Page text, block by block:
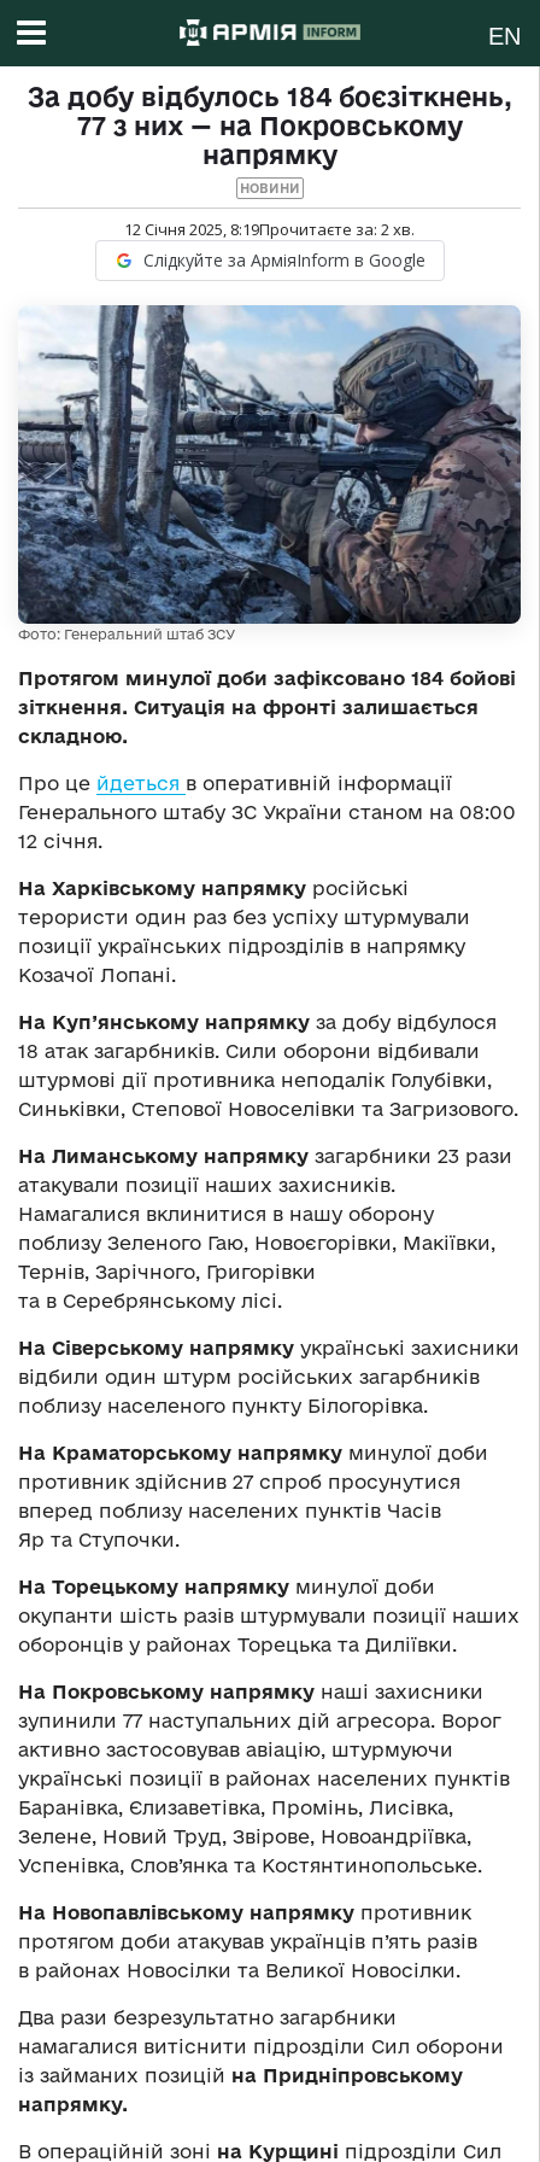
EN
За добу відбулось 184 боєзіткнень,
77 з них — на Покровському
напрямку
НОВИНИ
12 Січня 2025, 8:19Прочитаєте за: 2хв.
Слідкуйте за АрміяInform в Google
Фото: Генеральний штаб ЗСУ
Протягом минулої доби зафіксовано 184 бойові
зіткнення. Ситуація на фронті залишається
складною.
Про це йдеться в оперативній інформації
Генерального штабу ЗС України станом на 08:00
12 січня.
На Харківському напрямку російські
терористи один раз без успіху штурмували
позиції українських підрозділів в напрямку
Козачої Лопані.
На Куп’янському напрямку за добу відбулося
18 атак загарбників. Сили оборони відбивали
штурмові дії противника неподалік Голубівки,
Синьківки, Степової Новоселівки та Загризового.
На Лиманському напрямку загарбники 23 рази
атакували позиції наших захисників.
Намагалися вклинитися в нашу оборону
поблизу Зеленого Гаю, Новоєгорівки, Макіївки,
Тернів, Зарічного, Григорівки
та в Серебрянському лісі.
На Сіверському напрямку українські захисники
відбили один штурм російських загарбників
поблизу населеного пункту Білогорівка.
На Краматорському напрямку минулої доби
противник здійснив 27 спроб просунутися
вперед поблизу населених пунктів Часів
Яр та Ступочки.
На Торецькому напрямку минулої доби
окупанти шість разів штурмували позиції наших
оборонців у районах Торецька та Диліївки.
На Покровському напрямку наші захисники
зупинили 77 наступальних дій агресора. Ворог
активно застосовував авіацію, штурмуючи
українські позиції в районах населених пунктів
Баранівка, Єлизаветівка, Промінь, Лисівка,
Зелене, Новий Труд, Звірове, Новоандріївка,
Успенівка, Слов’янка та Костянтинопольське.
На Новопавлівському напрямку противник
протягом доби атакував українців п’ять разів
в районах Новосілки та Великої Новосілки.
Два рази безрезультатно загарбники
намагалися витіснити підрозділи Сил оборони
із займаних позицій на Придніпровському
напрямку.
В операційній зоні на Курщині підрозділи Сил